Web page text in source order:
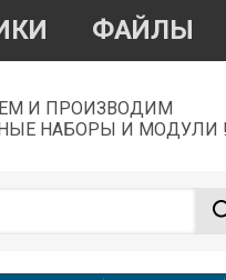
ФАЙЛЫ
И ПРОИЗВОДИМ
НАБОРЫ И МОДУЛИ !
По
звонки